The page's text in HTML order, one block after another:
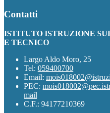
Contatti
ISTITUTO ISTRUZIONE
E TECNICO
Largo Aldo Moro, 25
Tel: 059400700
Email:
PEC:
mail
C.F.: 94177210369